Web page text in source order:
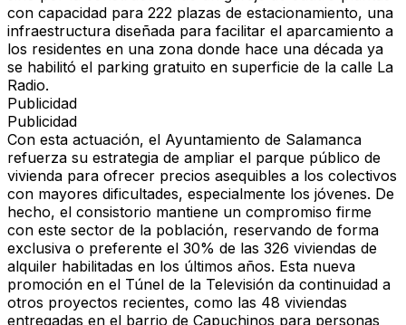
con capacidad para 222 plazas de estacionamiento, una
infraestructura diseñada para facilitar el aparcamiento a
los residentes en una zona donde hace una década ya
se habilitó el parking gratuito en superficie de la calle La
Radio.
Publicidad
Publicidad
Con esta actuación, el Ayuntamiento de Salamanca
refuerza su estrategia de ampliar el parque público de
vivienda para ofrecer precios asequibles a los colectivos
con mayores dificultades, especialmente los jóvenes. De
hecho, el consistorio mantiene un compromiso firme
con este sector de la población, reservando de forma
exclusiva o preferente el 30% de las 326 viviendas de
alquiler habilitadas en los últimos años. Esta nueva
promoción en el Túnel de la Televisión da continuidad a
otros proyectos recientes, como las 48 viviendas
entregadas en el barrio de Capuchinos para personas